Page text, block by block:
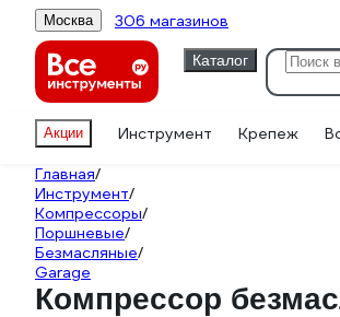
Москва 306 магазинов
Каталог
Акции Инструмент Крепеж
Главная/
Инструмент/
Компрессоры/
Поршневые/
Безмасляные/
Garage
Компрессор